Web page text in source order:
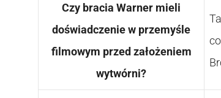
Czy bracia Warner mieli
doświadczenie w przemyśle
filmowym przed założeniem
wytwórni?